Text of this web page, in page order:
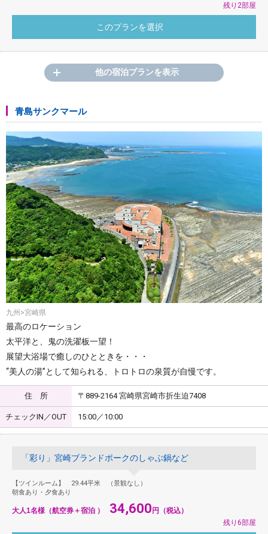
残り2部屋
他の宿泊プランを表示
青島サンクマール
九州>宮崎県
最高のロケーション
太平洋と、鬼の洗濯板一望！
展望大浴場で癒しのひとときを・・・
“美人の湯”として知られる、トロトロの泉質が自慢です。
住 所 〒889-2164 宮崎県宮崎市折生迫7408
チェックIN／OUT 15:00／10:00
「彩り」宮崎ブランドポークのしゃぶ鍋など
【ツインルーム】 29.44平米 （景観なし）
朝食あり・夕食あり
大人1名様（航空券＋宿泊 ） 34,600円（税込）
残り6部屋